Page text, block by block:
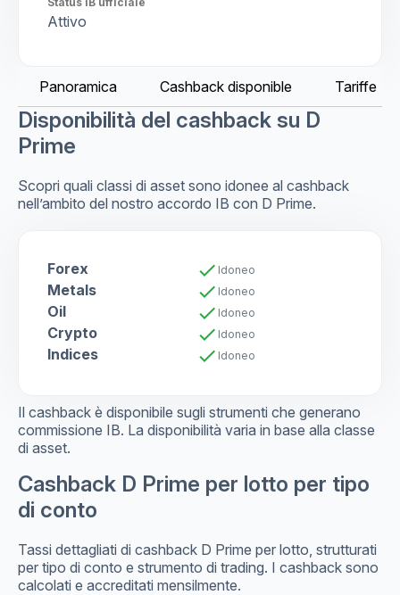
Attivo
Panoramica Cashback disponible Tariffe
Disponibilità del cashback su D
Prime
Scopri quali classi di asset sono idonee al cashback
nell’ambito del nostro accordo IB con D Prime.
Forex check Idoneo
Metals check Idoneo
Oil check Idoneo
Crypto check Idoneo
Indices check Idoneo
Il cashback è disponibile sugli strumenti che generano
commissione IB. La disponibilità varia in base alla classe
di asset.
Cashback D Prime per lotto per tipo
di conto
Tassi dettagliati di cashback D Prime per lotto, strutturati
per tipo di conto e strumento di trading. I cashback sono
calcolati e accreditati mensilmente.